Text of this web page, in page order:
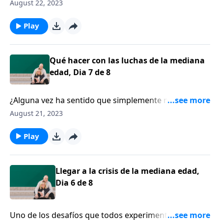
¿alguna vez se ha preguntado qué es lo que Dios
pretende?
August 22, 2023
Play
Qué hacer con las luchas de la mediana
edad, Dia 7 de 8
¿Alguna vez ha sentido que simplemente no puede
estar al día con todo lo que está pasando en la vida?
¿alguna vez se ha preguntado qué es lo que Dios
pretende?
August 21, 2023
Play
Llegar a la crisis de la mediana edad,
Dia 6 de 8
Uno de los desafíos que todos experimentamos en